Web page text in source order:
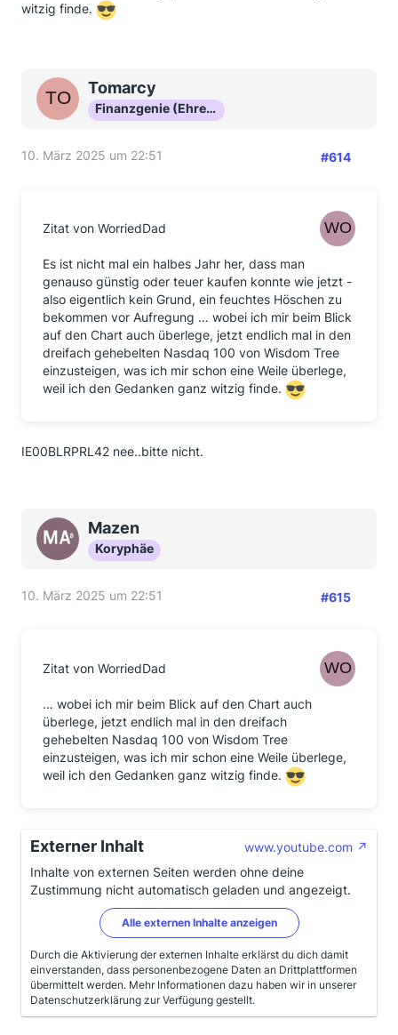
witzig finde.
Tomarcy
Finanzgenie (Ehrenmitglied)
10. März 2025 um 22:51 #614
Zitat von WorriedDad
Es ist nicht mal ein halbes Jahr her, dass man
genauso günstig oder teuer kaufen konnte wie jetzt -
also eigentlich kein Grund, ein feuchtes Höschen zu
bekommen vor Aufregung … wobei ich mir beim Blick
auf den Chart auch überlege, jetzt endlich mal in den
dreifach gehebelten Nasdaq 100 von Wisdom Tree
einzusteigen, was ich mir schon eine Weile überlege,
weil ich den Gedanken ganz witzig finde.
IE00BLRPRL42 nee..bitte nicht.
Mazen
Koryphäe
10. März 2025 um 22:51 #615
Zitat von WorriedDad
… wobei ich mir beim Blick auf den Chart auch
überlege, jetzt endlich mal in den dreifach
gehebelten Nasdaq 100 von Wisdom Tree
einzusteigen, was ich mir schon eine Weile überlege,
weil ich den Gedanken ganz witzig finde.
Externer Inhalt
www.youtube.com
Inhalte von externen Seiten werden ohne deine
Zustimmung nicht automatisch geladen und angezeigt.
Alle externen Inhalte anzeigen
Durch die Aktivierung der externen Inhalte erklärst du dich damit
einverstanden, dass personenbezogene Daten an Drittplattformen
übermittelt werden. Mehr Informationen dazu haben wir in unserer
Datenschutzerklärung zur Verfügung gestellt.